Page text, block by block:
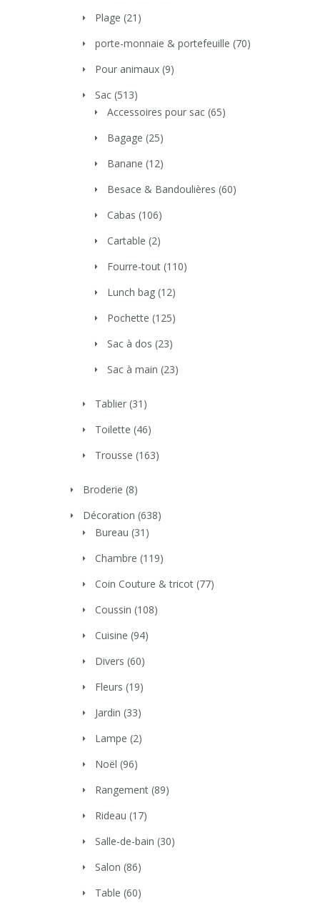
Plage (21)
porte-monnaie & portefeuille (70)
Pour animaux (9)
Sac (513)
Accessoires pour sac (65)
Bagage (25)
Banane (12)
Besace & Bandoulières (60)
Cabas (106)
Cartable (2)
Fourre-tout (110)
Lunch bag (12)
Pochette (125)
Sac à dos (23)
Sac à main (23)
Tablier (31)
Toilette (46)
Trousse (163)
Broderie (8)
Décoration (638)
Bureau (31)
Chambre (119)
Coin Couture & tricot (77)
Coussin (108)
Cuisine (94)
Divers (60)
Fleurs (19)
Jardin (33)
Lampe (2)
Noël (96)
Rangement (89)
Rideau (17)
Salle-de-bain (30)
Salon (86)
Table (60)